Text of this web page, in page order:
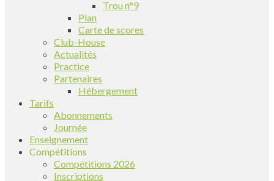
Trou n°9
Plan
Carte de scores
Club-House
Actualités
Practice
Partenaires
Hébergement
Tarifs
Abonnements
Journée
Enseignement
Compétitions
Compétitions 2026
Inscriptions